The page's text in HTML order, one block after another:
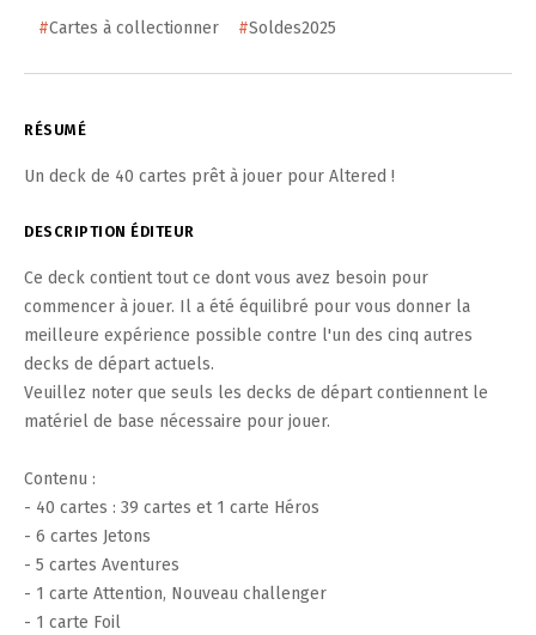
#Cartes à collectionner #Soldes2025
RÉSUMÉ
Un deck de 40 cartes prêt à jouer pour Altered !
DESCRIPTION ÉDITEUR
Ce deck contient tout ce dont vous avez besoin pour
commencer à jouer. Il a été équilibré pour vous donner la
meilleure expérience possible contre l'un des cinq autres
decks de départ actuels.
Veuillez noter que seuls les decks de départ contiennent le
matériel de base nécessaire pour jouer.
Contenu :
- 40 cartes : 39 cartes et 1 carte Héros
- 6 cartes Jetons
- 5 cartes Aventures
- 1 carte Attention, Nouveau challenger
- 1 carte Foil